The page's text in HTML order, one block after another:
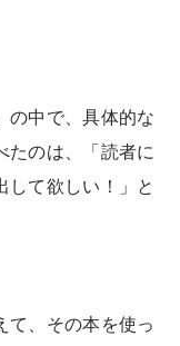
の中で、具体的な
たのは、「読者に
して欲しい！」と
て、その本を使っ